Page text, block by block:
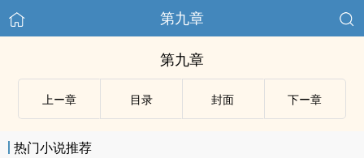
第九章
第九章
上ー章 目录 封面 下ー章
热门小说推荐